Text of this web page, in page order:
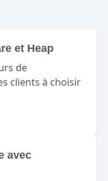
et Heap
de
clients à choisir
avec